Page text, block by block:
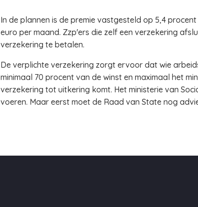
In de plannen is de premie vastgesteld op 5,4
euro per maand. Zzp'ers die zelf een verzekering
verzekering te betalen.
De verplichte verzekering zorgt ervoor dat wie
minimaal 70 procent van de winst en maximaal het
verzekering tot uitkering komt. Het ministerie van
voeren. Maar eerst moet de Raad van State nog